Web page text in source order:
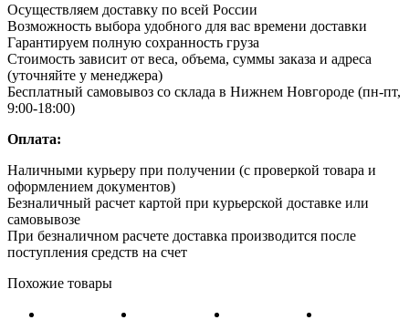
Осуществляем доставку по всей России
Возможность выбора удобного для вас времени доставки
Гарантируем полную сохранность груза
Стоимость зависит от веса, объема, суммы заказа и адреса
(уточняйте у менеджера)
Бесплатный самовывоз со склада в Нижнем Новгороде (пн-пт,
9:00-18:00)
Оплата:
Наличными курьеру при получении (с проверкой товара и
оформлением документов)
Безналичный расчет картой при курьерской доставке или
самовывозе
При безналичном расчете доставка производится после
поступления средств на счет
Похожие товары